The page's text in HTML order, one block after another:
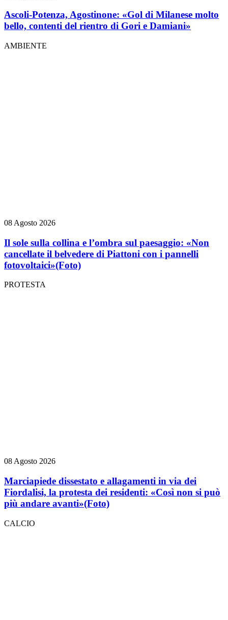
Ascoli-Potenza, Agostinone: «Gol di Milanese molto
bello, contenti del rientro di Gori e Damiani»
AMBIENTE
08 Agosto 2026
Il sole sulla collina e l’ombra sul paesaggio: «Non
cancellate il belvedere di Piattoni con i pannelli
fotovoltaici»(Foto)
PROTESTA
08 Agosto 2026
Marciapiede dissestato e allagamenti in via dei
Fiordalisi, la protesta dei residenti: «Così non si può
più andare avanti»(Foto)
CALCIO